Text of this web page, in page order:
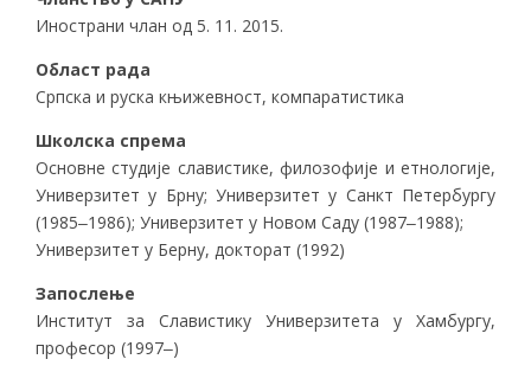
Инострани члан од 5. 11. 2015.
Област рада
Cрпска и руска књижевност, компаратистика
Школска спрема
Основне студије славистике, филозофије и етнологије,
Универзитет у Брну; Универзитет у Санкт Петербургу
(1985‒1986); Универзитет у Новом Саду (1987‒1988);
Универзитет у Берну, докторат (1992)
Запослење
Институт за Славистику Универзитета у Хамбургу,
професор (1997‒)